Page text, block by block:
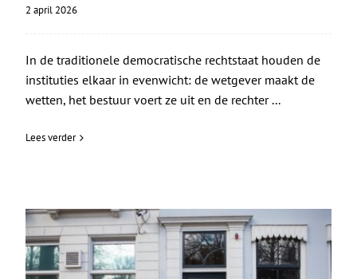
2 april 2026
In de traditionele democratische rechtstaat houden de
instituties elkaar in evenwicht: de wetgever maakt de
wetten, het bestuur voert ze uit en de rechter ...
Lees verder